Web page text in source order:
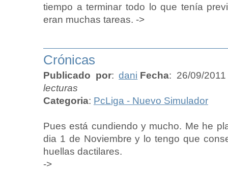
tiempo a terminar todo lo que tenía
eran muchas tareas. ->
Crónicas
Publicado por:dani Fecha: 26/09/
lecturas
Categoria: PcLiga - Nuevo Simulador
Pues está cundiendo y mucho. Me he
dia 1 de Noviembre y lo tengo que
huellas dactilares.
->